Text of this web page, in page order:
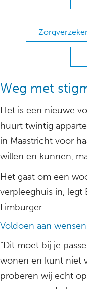
Weg met
Het is een nieuwe
huurt twintig
in Maastricht voor
willen en kunnen,
Het gaat om een
verpleeghuis in, legt
Limburger.
Voldoen aan
“Dit moet bij je
wonen en kunt niet
proberen wij echt